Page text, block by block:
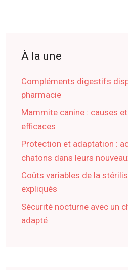
À la une
Compléments digestifs
pharmacie
Mammite canine : causes
efficaces
Protection et adaptation :
chatons dans leurs
Coûts variables de la
expliqués
Sécurité nocturne avec un
adapté